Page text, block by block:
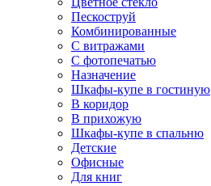
Пескоструй
Комбинированные
С витражами
С фотопечатью
Назначение
Шкафы-купе в гостиную
В коридор
В прихожую
Шкафы-купе в спальню
Детские
Офисные
Для книг